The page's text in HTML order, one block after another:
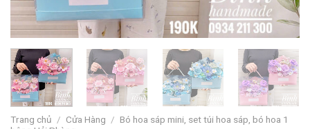
Trang chủ / Cửa Hàng / Bó hoa sáp mini, set túi hoa sáp, bó hoa 1